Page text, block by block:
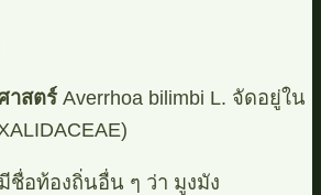
าสตร์ Averrhoa bilimbi L. จัดอยู่ใน
มีชื่อท้องถิ่นอื่น ๆ ว่า มูงมัง